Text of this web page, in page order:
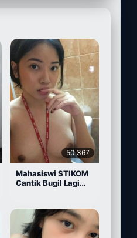
50,367
Mahasiswi STIKOM
Cantik Bugil Lagi